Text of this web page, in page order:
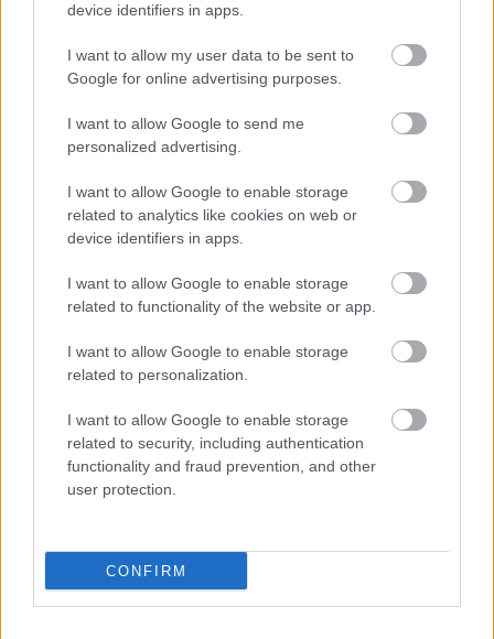
device identifiers in apps.
I want to allow my user data to be sent to
Google for online advertising purposes.
I want to allow Google to send me
personalized advertising.
I want to allow Google to enable storage
related to analytics like cookies on web or
device identifiers in apps.
I want to allow Google to enable storage
related to functionality of the website or app.
I want to allow Google to enable storage
related to personalization.
I want to allow Google to enable storage
related to security, including authentication
functionality and fraud prevention, and other
user protection.
CONFIRM
A titkosított platformokat használó bűnözők is
Baleset az alagútban, szerencsére csak